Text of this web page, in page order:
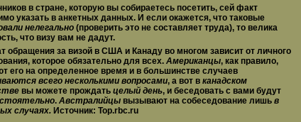
в стране, которую вы собираетесь посетить, сей факт
указать в анкетных данных. И если окажется, что таковые
нелегально(проверить это не составляет труда), то велика
что визу вам не дадут.
обращения за визой в СШАиКанадуво многом зависит от личного
которое обязательно для всех. Американцы, как правило,
его на определенное время и в большинстве случаев
всего несколькими вопросами, а вот вканадском
вы можете прождать целый день, и беседовать с вами будут
. Австралийцывызывают на собеседование лишьв
случаях.Источник: Top.rbc.ru